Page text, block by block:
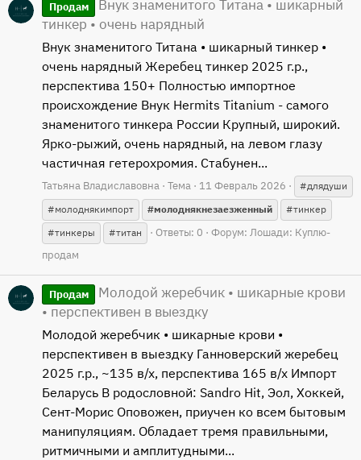
Продам
Внук знаменитого Титана • шикарный
тинкер • очень нарядный
Внук знаменитого Титана • шикарный тинкер •
очень нарядный Жеребец тинкер 2025 г.р.,
перспектива 150+ Полностью импортное
происхождение Внук Hermits Titanium - самого
знаменитого тинкера России Крупный, широкий.
Ярко-рыжий, очень нарядный, на левом глазу
частичная гетерохромия. Стабунен...
Татьяна Владиславовна Тема 11 Февраль 2026
#длядуши
#молоднякимпорт
#молоднякнезаезженный
#тинкер
#тинкеры
#титан Ответы: 0 Форум: Лошади: Куплю-
продам
Продам
Молодой жеребчик • шикарные крови
• перспективен в выездку
Молодой жеребчик • шикарные крови •
перспективен в выездку Ганноверский жеребец
2025 г.р., ~135 в/х, перспектива 165 в/х Импорт
Беларусь В родословной: Sandro Hit, Эол, Хоккей,
Сент-Морис Оповожен, приучен ко всем бытовым
манипуляциям. Обладает тремя правильными,
ритмичными и амплитудными...